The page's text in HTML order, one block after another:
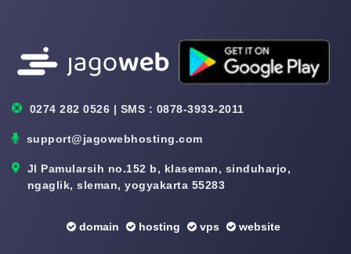
0274 282 0526 | SMS : 0878-3933-2011
support@jagowebhosting.com
Jl Pamularsih no.152 b, klaseman, sinduharjo,
ngaglik, sleman, yogyakarta 55283
domain hosting vps website